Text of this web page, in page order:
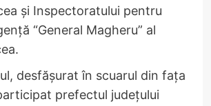
și Inspectoratului pentru
“General Magheru” al
desfășurat în scuarul din fața
prefectul județului